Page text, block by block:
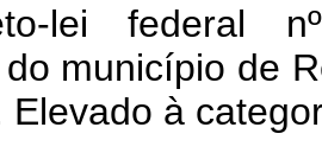
lei federal
município de
Elevado à